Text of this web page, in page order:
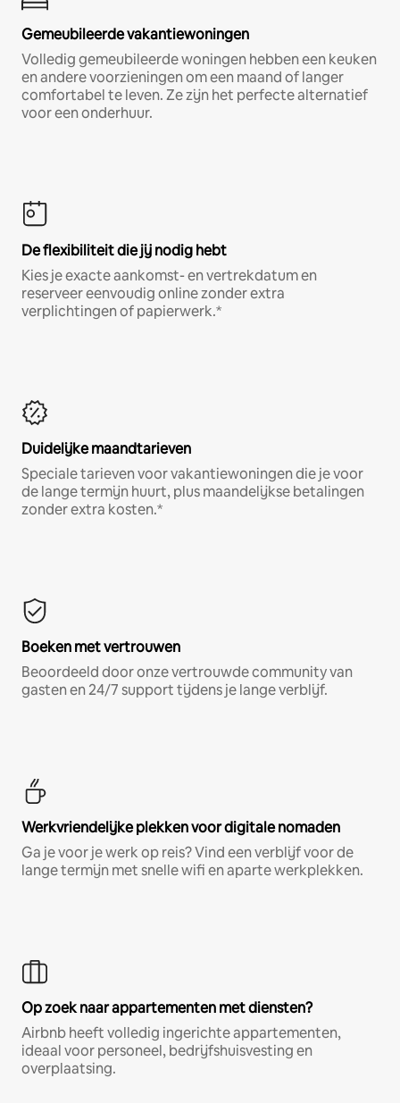
Gemeubileerde vakantiewoningen
Volledig gemeubileerde woningen hebben een keuken
en andere voorzieningen om een maand of langer
comfortabel te leven. Ze zijn het perfecte alternatief
voor een onderhuur.
De flexibiliteit die jij nodig hebt
Kies je exacte aankomst- en vertrekdatum en
reserveer eenvoudig online zonder extra
verplichtingen of papierwerk.*
Duidelijke maandtarieven
Speciale tarieven voor vakantiewoningen die je voor
de lange termijn huurt, plus maandelijkse betalingen
zonder extra kosten.*
Boeken met vertrouwen
Beoordeeld door onze vertrouwde community van
gasten en 24/7 support tijdens je lange verblijf.
Werkvriendelijke plekken voor digitale nomaden
Ga je voor je werk op reis? Vind een verblijf voor de
lange termijn met snelle wifi en aparte werkplekken.
Op zoek naar appartementen met diensten?
Airbnb heeft volledig ingerichte appartementen,
ideaal voor personeel, bedrijfshuisvesting en
overplaatsing.